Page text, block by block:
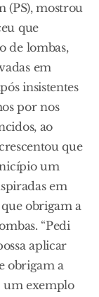
(PS), mostrou
que
de lombas,
em
insistentes
por nos
ao
que
um
em
que obrigam a
“Pedi
aplicar
obrigam a
um exemplo